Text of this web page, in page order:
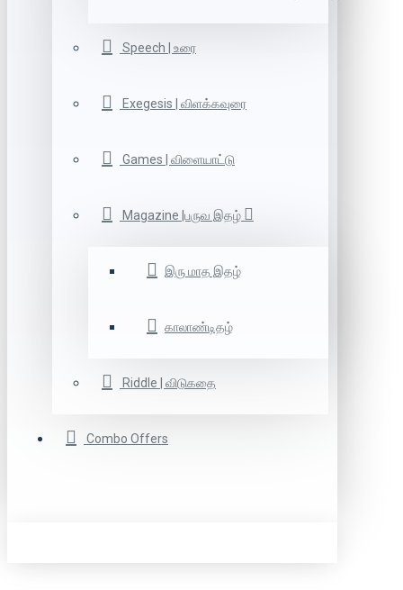
Speech | உரை
Exegesis | விளக்கவுரை
Games | விளையாட்டு
Magazine |பருவ இதழ்
இரு மாத இதழ்
காலாண்டிதழ்
Riddle | விடுகதை
Combo Offers